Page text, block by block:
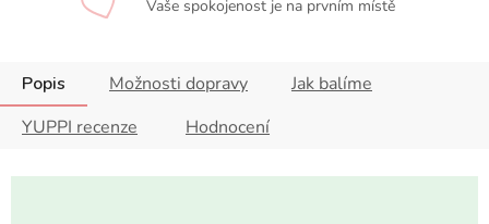
Vaše spokojenost je na prvním místě
Popis Možnosti dopravy
Jak balíme
YUPPI recenze
Hodnocení